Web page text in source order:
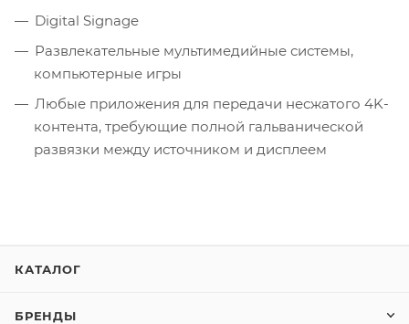
Digital Signage
Развлекательные мультимедийные системы,
компьютерные игры
Любые приложения для передачи несжатого 4K-
контента, требующие полной гальванической
развязки между источником и дисплеем
КАТАЛОГ
БРЕНДЫ